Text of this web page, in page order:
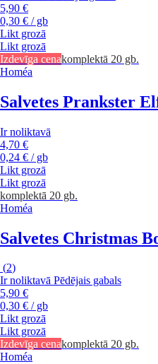
5,90 €
0,30 € / gb
Likt grozā
Likt grozā
Izdevīga cenakomplektā 20 gb.
Homéa
Salvetes Prankster
Ir noliktavā
4,70 €
0,24 € / gb
Likt grozā
Likt grozā
komplektā 20 gb.
Homéa
Salvetes Christmas
(2)
Ir noliktavā Pēdējais gabals
5,90 €
0,30 € / gb
Likt grozā
Likt grozā
Izdevīga cenakomplektā 20 gb.
Homéa